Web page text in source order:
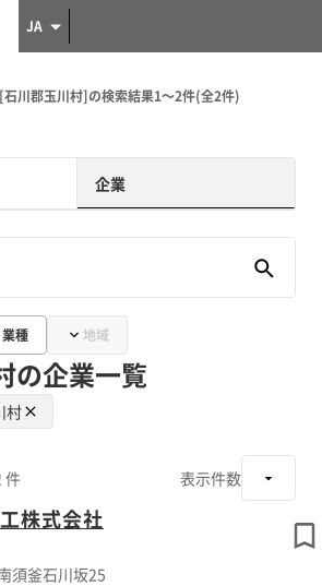
JA
[石川郡玉川村]の検索結果1～2件(全2件)
企業
の企業一覧
村
件 表示件数
株式会社
須釜石川坂25
業種 地域